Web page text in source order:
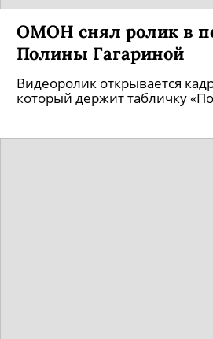
ОМОН снял ролик в
Полины Гагариной
Видеоролик открывается
который держит табличку